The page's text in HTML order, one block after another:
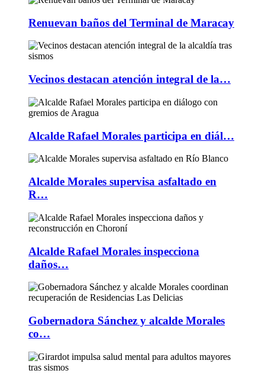
Renuevan baños del Terminal de Maracay
Vecinos destacan atención integral de la…
Alcalde Rafael Morales participa en diál…
Alcalde Morales supervisa asfaltado en
R…
Alcalde Rafael Morales inspecciona
daños…
Gobernadora Sánchez y alcalde Morales
co…